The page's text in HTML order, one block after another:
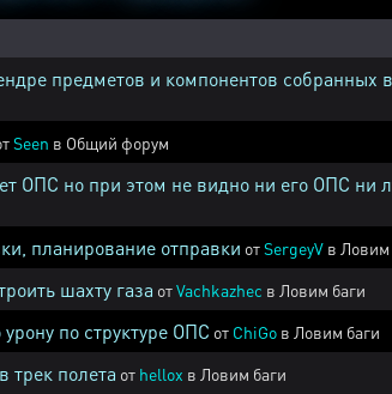
предметов и компонентов собранных
Seen в Общий форум
ОПС но при этом не видно ни его ОПС ни
планирование отправки отSergeyV в Ловим
шахту газа отVachkazhec в Ловим баги
по структуре ОПС от ChiGo в Ловим баги
трек полета от hellox в Ловим баги